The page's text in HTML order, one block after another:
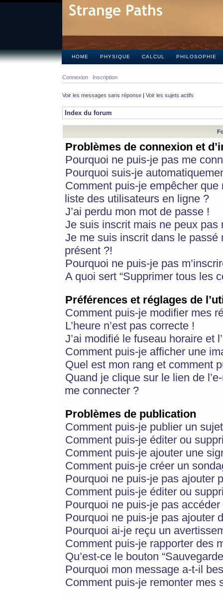
HOME PHYSIQUE CALCUL PHILOSOPHIE
Connexion Inscription
Voir les messages sans réponse | Voir les sujets actifs
Index du forum
Problèmes de connexion et
Pourquoi ne puis-je pas me
Pourquoi suis-je
Comment puis-je empêcher
liste des utilisateurs en ligne ?
J’ai perdu mon mot de passe !
Je suis inscrit mais ne peux pas
Je me suis inscrit dans le
présent ?!
Pourquoi ne puis-je pas
A quoi sert “Supprimer tous les
Préférences et réglages de
Comment puis-je modifier mes
L’heure n’est pas correcte !
J’ai modifié le fuseau horaire et
Comment puis-je afficher une
Quel est mon rang et comment
Quand je clique sur le lien de
me connecter ?
Problèmes de publication
Comment puis-je publier un
Comment puis-je éditer ou
Comment puis-je ajouter une
Comment puis-je créer un
Pourquoi ne puis-je pas ajouter
Comment puis-je éditer ou
Pourquoi ne puis-je pas
Pourquoi ne puis-je pas ajouter
Pourquoi ai-je reçu un
Comment puis-je rapporter des
Qu’est-ce le bouton
Pourquoi mon message a-t-il
Comment puis-je remonter mes